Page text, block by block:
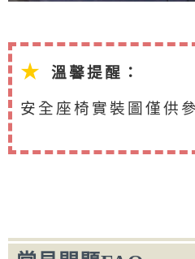
★ 溫馨提醒：
安全座椅實裝圖僅供